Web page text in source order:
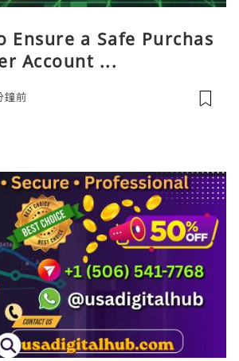
Ensure a Safe Purchas
Account ...
鐘前